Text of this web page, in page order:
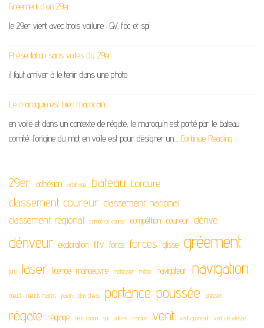
Gréement d’un 29er
le 29er vient avec trois voilure : GV, foc et spi
Présentation sans voiles du 29er
il faut arriver à le tenir dans une photo
Le maroquin est bien marocain…
en voile et dans un contexte de régate, le maroquin est porté par le bateau
comité: l’origine du mot en voile est pour désigner un… Continue Reading
29er adhésion arbitrage bateau bordure
classement coureur classement national
classement régional
comité de course compétition coureur dérive
dériveur exploration ffv force forces glisse gréement
jury laser licence manœuvre moitessier météo navigateur navigation
nœud nœuds marins palan plan d'eau portance poussée pression
régate réglage sens marin spi suffren traction vent vent apparent vent de vitesse